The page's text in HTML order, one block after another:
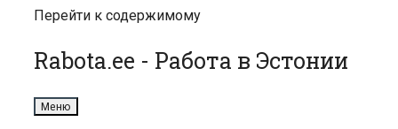
Перейти к содержимому
Rabota.ee - Работа в Эстонии
Меню